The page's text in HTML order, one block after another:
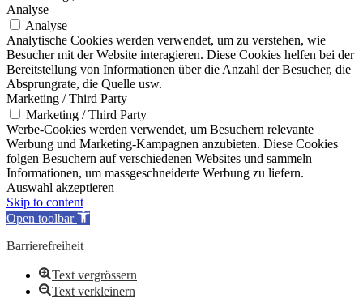
Analyse
Analyse
Analytische Cookies werden verwendet, um zu verstehen, wie
Besucher mit der Website interagieren. Diese Cookies helfen bei der
Bereitstellung von Informationen über die Anzahl der Besucher, die
Absprungrate, die Quelle usw.
Marketing / Third Party
Marketing / Third Party
Werbe-Cookies werden verwendet, um Besuchern relevante
Werbung und Marketing-Kampagnen anzubieten. Diese Cookies
folgen Besuchern auf verschiedenen Websites und sammeln
Informationen, um massgeschneiderte Werbung zu liefern.
Auswahl akzeptieren
Skip to content
Open toolbar
Barrierefreiheit
Text vergrössern
Text verkleinern